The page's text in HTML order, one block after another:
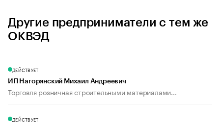
Другие предприниматели с тем же
ОКВЭД
ДЕЙСТВУЕТ
ИП Нагорянский Михаил Андреевич
Торговля розничная строительными материалами...
ДЕЙСТВУЕТ